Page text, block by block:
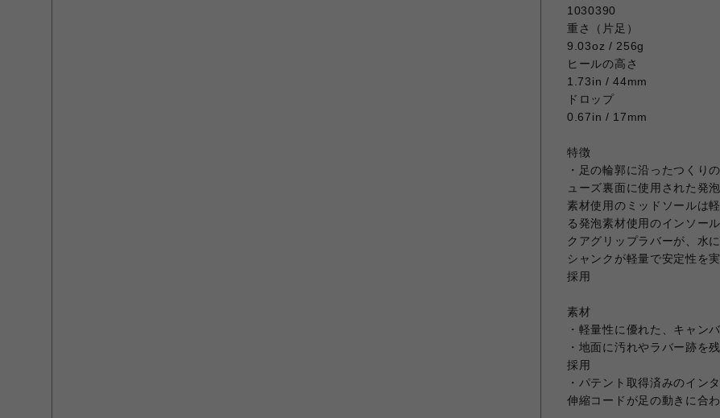
1030390
重さ（片足）
9.03oz / 256g
ヒールの高さ
1.73in / 44mm
ドロップ
0.67in / 17mm
特徴
・足の輪郭に沿ったつくり
ューズ裏面に使用された発
素材使用のミッドソールは
る発泡素材使用のインソー
クアグリップラバーが、水
シャンクが軽量で安定性を
採用
素材
・軽量性に優れた、キャン
・地面に汚れやラバー跡を
採用
・パテント取得済みのイン
伸縮コードが足の動きに合